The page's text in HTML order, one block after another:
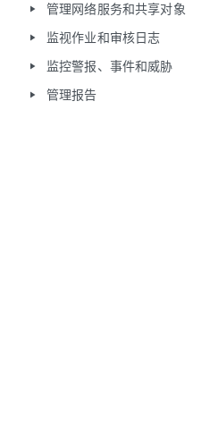
play_arrow 管理网络服务和共享对象
play_arrow 监视作业和审核日志
play_arrow 监控警报、事件和威胁
play_arrow 管理报告